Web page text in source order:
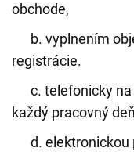
obchode,
b. vyplnením
registrácie.
c. telefonicky na
každý pracovný
d. elektronickou